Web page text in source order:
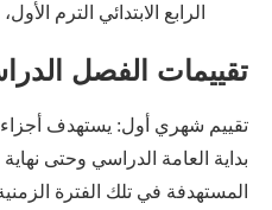
الرابع الابتدائي الترم
تقييمات الفصل
تقييم شهري أول: يستهدف أجزاء
بداية العامة الدراسي وحتى
المستهدفة في تلك الفترة الزمنية فقط